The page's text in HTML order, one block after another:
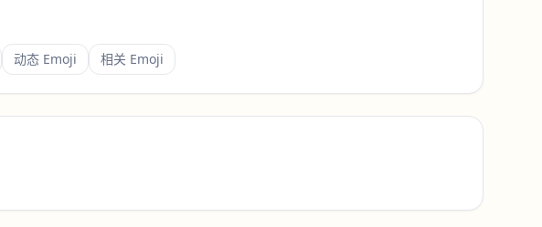
动态 Emoji 相关 Emoji